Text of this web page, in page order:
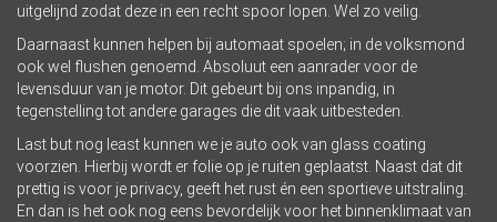
uitgelijnd zodat deze in een recht spoor lopen. Wel zo veilig.
Daarnaast kunnen helpen bij automaat spoelen; in de volksmond
ook wel flushen genoemd. Absoluut een aanrader voor de
levensduur van je motor. Dit gebeurt bij ons inpandig, in
tegenstelling tot andere garages die dit vaak uitbesteden.
Last but nog least kunnen we je auto ook van glass coating
voorzien. Hierbij wordt er folie op je ruiten geplaatst. Naast dat dit
prettig is voor je privacy, geeft het rust én een sportieve uitstraling.
En dan is het ook nog eens bevordelijk voor het binnenklimaat van